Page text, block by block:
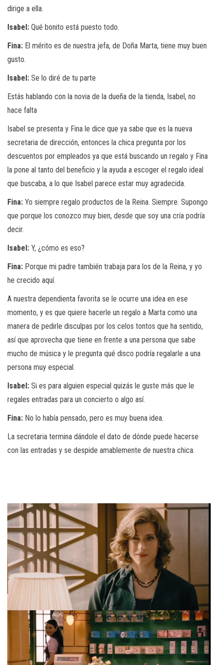
dirige a ella.
Isabel: Qué bonito está puesto todo.
Fina: El mérito es de nuestra jefa, de Doña Marta, tiene muy buen
gusto.
Isabel: Se lo diré de tu parte
Estás hablando con la novia de la dueña de la tienda, Isabel, no
hace falta
Isabel se presenta y Fina le dice que ya sabe que es la nueva
secretaria de dirección, entonces la chica pregunta por los
descuentos por empleados ya que está buscando un regalo y Fina
la pone al tanto del beneficio y la ayuda a escoger el regalo ideal
que buscaba, a lo que Isabel parece estar muy agradecida.
Fina: Yo siempre regalo productos de la Reina. Siempre. Supongo
que porque los conozco muy bien, desde que soy una cría podría
decir.
Isabel: Y, ¿cómo es eso?
Fina: Porque mi padre también trabaja para los de la Reina, y yo
he crecido aquí.
A nuestra dependienta favorita se le ocurre una idea en ese
momento, y es que quiere hacerle un regalo a Marta como una
manera de pedirle disculpas por los celos tontos que ha sentido,
así que aprovecha que tiene en frente a una persona que sabe
mucho de música y le pregunta qué disco podría regalarle a una
persona muy especial.
Isabel: Si es para alguien especial quizás le guste más que le
regales entradas para un concierto o algo así.
Fina: No lo había pensado, pero es muy buena idea.
La secretaria termina dándole el dato de dónde puede hacerse
con las entradas y se despide amablemente de nuestra chica.